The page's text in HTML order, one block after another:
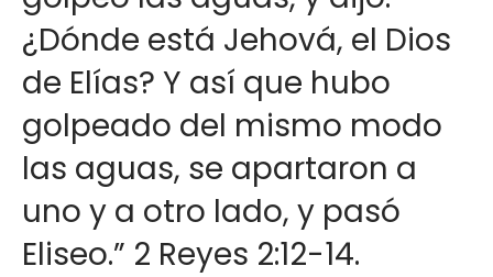
¿Dónde está Jehová, el Dios
de Elías? Y así que hubo
golpeado del mismo modo
las aguas, se apartaron a
uno y a otro lado, y pasó
Eliseo.” 2 Reyes 2:12-14.